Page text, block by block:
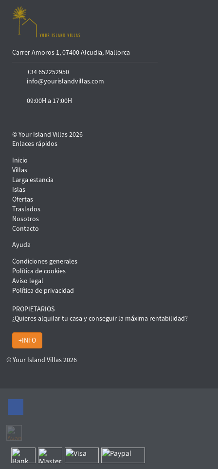
Carrer Amoros 1, 07400 Alcudia, Mallorca
+34 652252950
info@yourislandvillas.com
09:00H a 17:00H
© Your Island Villas 2026
Enlaces rápidos
Inicio
Villas
Larga estancia
Islas
Ofertas
Traslados
Nosotros
Contacto
Ayuda
Condiciones generales
Política de cookies
Aviso legal
Política de privacidad
PROPIETARIOS
¿Quieres alquilar tu casa y conseguir la máxima rentabilidad?
+INFO
© Your Island Villas 2026